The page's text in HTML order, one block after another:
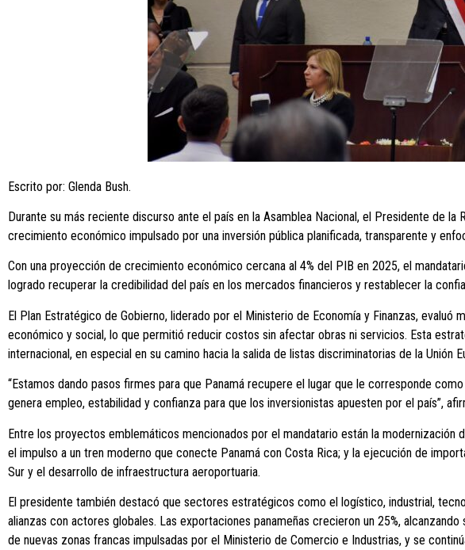
Escrito por: Glenda Bush.
Durante su más reciente discurso ante el país en la Asamblea Nacional, el Presidente de
crecimiento económico impulsado por una inversión pública planificada, transparente y
Con una proyección de crecimiento económico cercana al 4% del PIB en 2025, el
logrado recuperar la credibilidad del país en los mercados financieros y restablecer la
El Plan Estratégico de Gobierno, liderado por el Ministerio de Economía y Finanzas,
económico y social, lo que permitió reducir costos sin afectar obras ni servicios. Esta
internacional, en especial en su camino hacia la salida de listas discriminatorias de la Unión
“Estamos dando pasos firmes para que Panamá recupere el lugar que le corresponde
genera empleo, estabilidad y confianza para que los inversionistas apuesten por el país”,
Entre los proyectos emblemáticos mencionados por el mandatario están la
el impulso a un tren moderno que conecte Panamá con Costa Rica; y la ejecución de
Sur y el desarrollo de infraestructura aeroportuaria.
El presidente también destacó que sectores estratégicos como el logístico, industrial,
alianzas con actores globales. Las exportaciones panameñas crecieron un 25%,
de nuevas zonas francas impulsadas por el Ministerio de Comercio e Industrias, y se